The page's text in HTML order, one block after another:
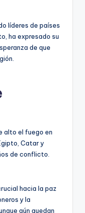
líderes de países
ha expresado su
de que
alto el fuego en
Catar y
de conflicto.
hacia la paz
y la
aún quedan